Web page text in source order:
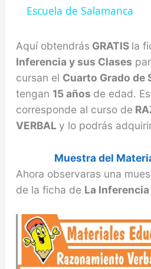
Escuela de Salamanca
Aquí obtendrás GRATIS la
Inferencia y sus Clases
cursan el Cuarto Grado de
tengan 15 años de edad.
corresponde al curso de
VERBAL y lo podrás
Muestra del
Ahora observaras una
de la ficha de La